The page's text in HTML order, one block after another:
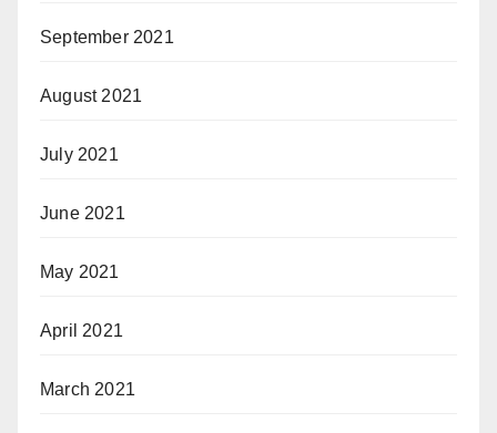
September 2021
August 2021
July 2021
June 2021
May 2021
April 2021
March 2021